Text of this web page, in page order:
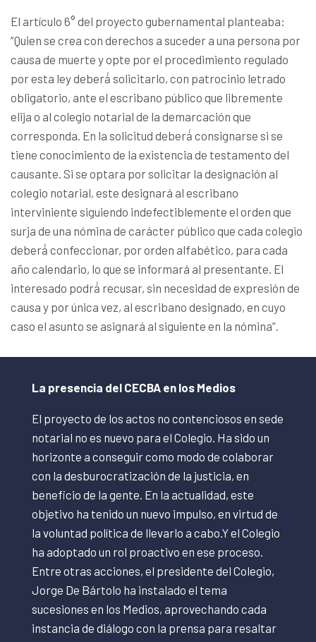
El artículo 6° del proyecto gubernamental planteaba:
“Quien se crea con derechos a suceder a una persona por
causa de muerte y opte por el procedimiento regulado
por esta ley deberá́ solicitarlo, con patrocinio letrado
obligatorio, ante el escribano público que libremente
elija o al colegio notarial de la demarcación que
corresponda. En la solicitud deberá́ consignarse si se
tiene conocimiento de la existencia de testamento del
causante. Si se optara por solicitar la designación al
colegio notarial, este designará al escribano
interviniente siguiendo indefectiblemente el orden que
surja de una nómina de carácter público que cada colegio
deberá́ confeccionar, por orden alfabético, para cada
año calendario, lo que se informará al presentante. El
interesado podrá́ recusar, sin necesidad de expresión de
causa y por única vez, al escribano designado, en cuyo
caso el asunto se asignará al siguiente en la nómina”.
La presencia del CECBA en los Medios
El proyecto de los actos no contenciosos en sede
notarial no es nuevo para el Colegio. Ha sido un
horizonte a conseguir como modo de colaborar
con la desburocratización de la justicia, en
beneficio de la gente. En la actualidad, este
objetivo ha tenido un nuevo impulso, en virtud de
la voluntad política de llevarlo a cabo.Y el Colegio
ha adoptado un rol proactivo en ese proceso.
Entre otras acciones, el presidente del Colegio,
Jorge De Bártolo ha instalado el tema
sucesiones en los Medios, aprovechando cada
instancia de diálogo con la prensa para resaltar